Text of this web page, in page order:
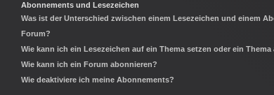
Abonnements und Lesezeichen
Was ist der Unterschied zwischen einem Lesezeichen und einem
Forum?
Wie kann ich ein Lesezeichen auf ein Thema setzen oder ein Thema
Wie kann ich ein Forum abonnieren?
Wie deaktiviere ich meine Abonnements?